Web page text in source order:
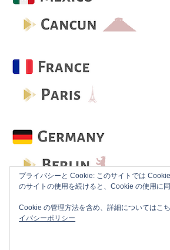
プライバシーと Cookie: このサイトでは
のサイトの使用を続けると、Cookie の使用に
Cookie の管理方法を含め、詳細についてはこ
イバシーポリシー